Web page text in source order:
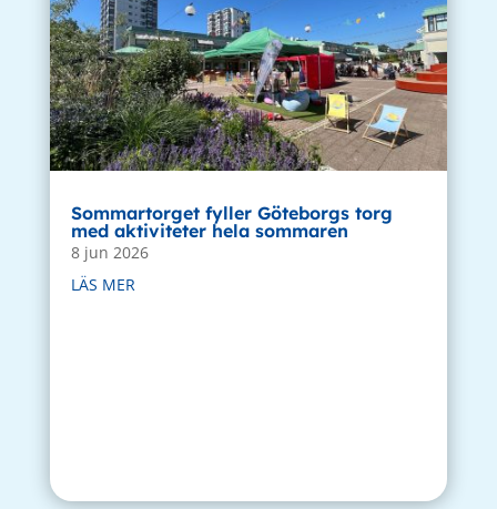
Sommartorget fyller Göteborgs torg
med aktiviteter hela sommaren
8 jun 2026
LÄS MER